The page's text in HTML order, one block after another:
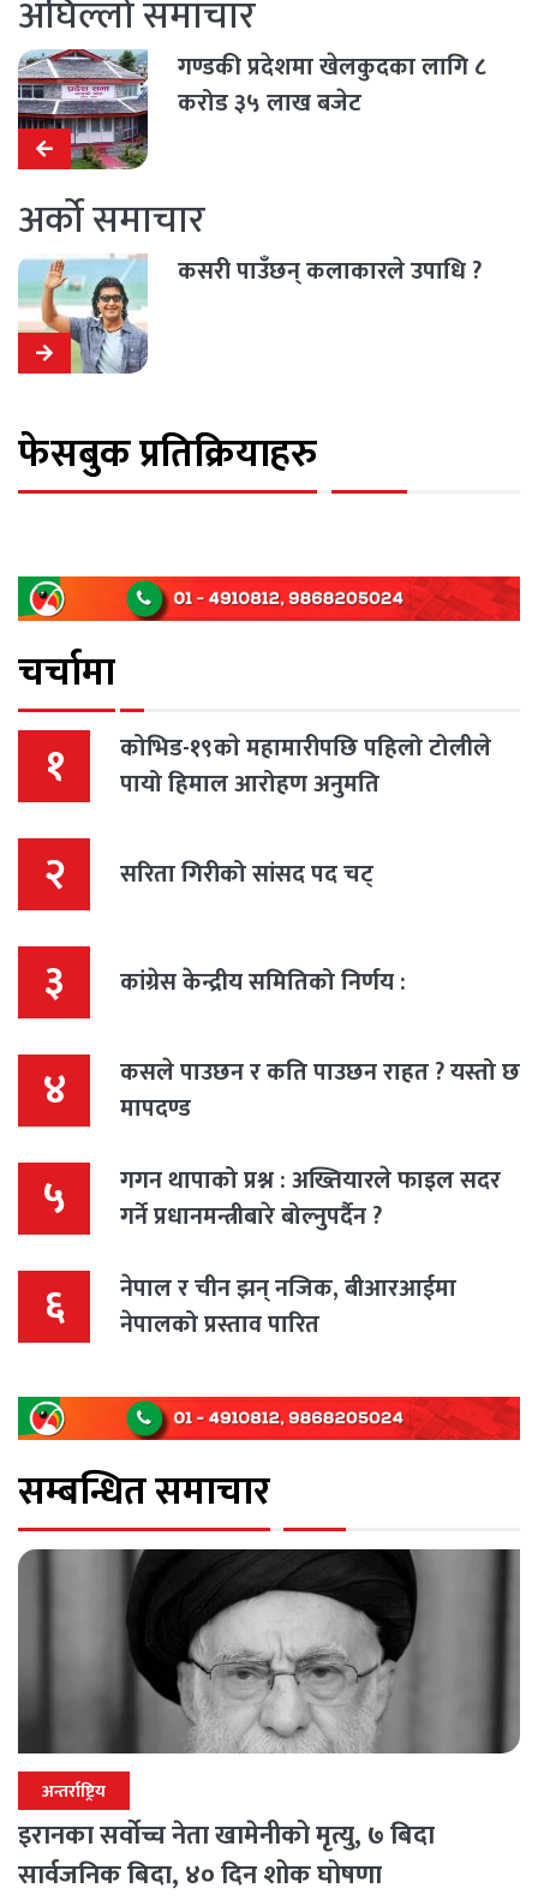
अघिल्लो समाचार
गण्डकी प्रदेशमा खेलकुदका लागि ८
करोड ३५ लाख बजेट
अर्को समाचार
कसरी पाउँछन् कलाकारले उपाधि ?
फेसबुक प्रतिक्रियाहरु
चर्चामा
१
कोभिड-१९काे महामारीपछि पहिलो टोलीले
पायो हिमाल आरोहण अनुमति
२ सरिता गिरीको सांसद पद चट्
३ कांग्रेस केन्द्रीय समितिको निर्णय :
४
कसले पाउछन र कति पाउछन राहत ? यस्तो छ
मापदण्ड
५
गगन थापाको प्रश्न : अख्तियारले फाइल सदर
गर्ने प्रधानमन्त्रीबारे बोल्नुपर्दैन ?
६
नेपाल र चीन झन् नजिक, बीआरआईमा
नेपालको प्रस्ताव पारित
सम्बन्धित समाचार
अन्तर्राष्ट्रिय
इरानका सर्वोच्च नेता खामेनीको मृत्यु, ७ बिदा
सार्वजनिक बिदा, ४० दिन शोक घोषणा